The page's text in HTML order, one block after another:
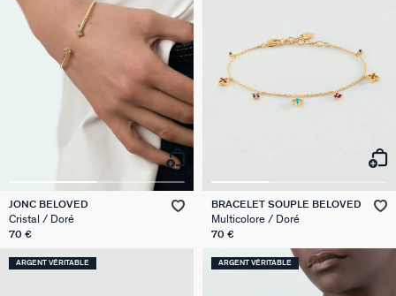
JONC BELOVED
Cristal / Doré
70 €
BRACELET SOUPLE BELOVED
Multicolore / Doré
70 €
ARGENT VÉRITABLE ARGENT VÉRITABLE